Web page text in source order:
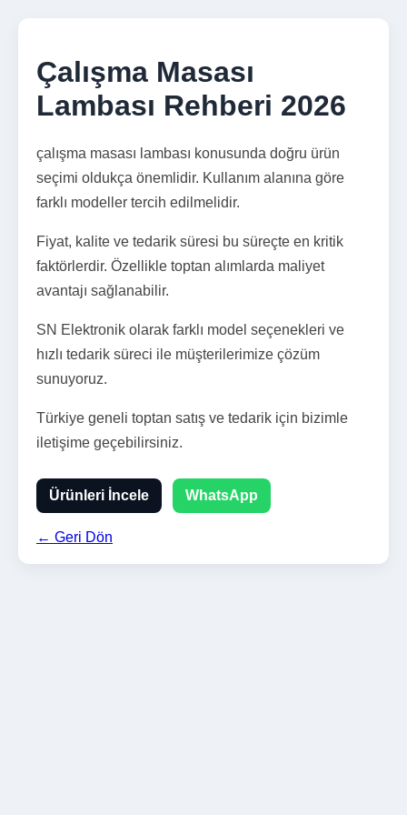
Çalışma Masası
Lambası Rehberi 2026
çalışma masası lambası konusunda doğru ürün
seçimi oldukça önemlidir. Kullanım alanına göre
farklı modeller tercih edilmelidir.
Fiyat, kalite ve tedarik süresi bu süreçte en kritik
faktörlerdir. Özellikle toptan alımlarda maliyet
avantajı sağlanabilir.
SN Elektronik olarak farklı model seçenekleri ve
hızlı tedarik süreci ile müşterilerimize çözüm
sunuyoruz.
Türkiye geneli toptan satış ve tedarik için bizimle
iletişime geçebilirsiniz.
Ürünleri İncele WhatsApp
← Geri Dön